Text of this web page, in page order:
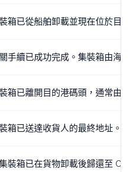
箱已從船舶卸載並現在位於目的
手續已成功完成。集裝箱由海關
箱已離開目的港碼頭，通常由陸
箱已送達收貨人的最終地址。運
裝箱已在貨物卸載後歸還至